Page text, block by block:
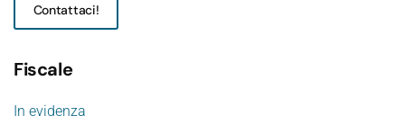
Contattaci!
Fiscale
In evidenza